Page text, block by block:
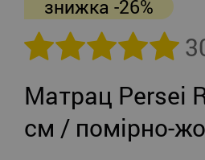
знижка -26%
Матрац Persei
см / помірно-